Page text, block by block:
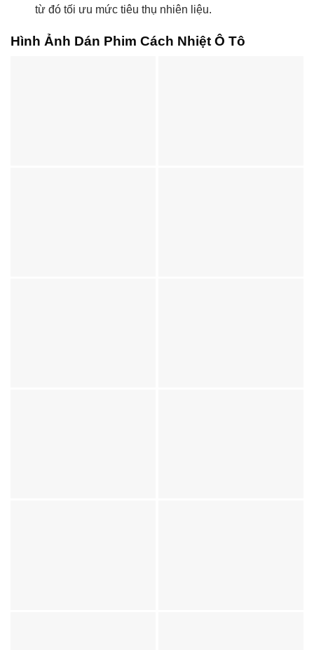
từ đó tối ưu mức tiêu thụ nhiên liệu.
Hình Ảnh Dán Phim Cách Nhiệt Ô Tô